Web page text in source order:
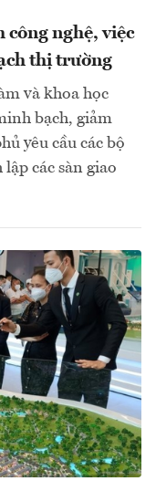
công nghệ, việc
thị trường
và khoa học
bạch, giảm
yêu cầu các bộ
các sàn giao